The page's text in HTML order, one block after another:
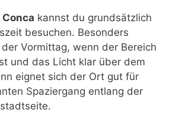
kannst du grundsätzlich
besuchen. Besonders
Vormittag, wenn der Bereich
und das Licht klar über dem
eignet sich der Ort gut für
Spaziergang entlang der